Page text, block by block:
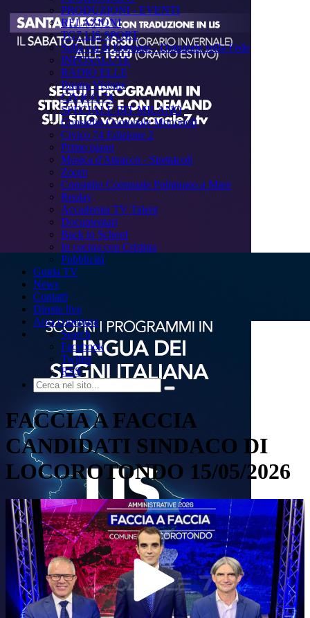
PRODUZIONI - EVENTI
RELAZIONI
TG7 LIS SPORT
Sulla via di Emmaus - Domande sulla Fede
INFOSALUTE
RADIO ELLE
Buona Visione
CIVICO 74
SPECIALE BIT MILANO
Consiglio Comunale Monopoli
Civico 74 Edizione 2
Primo piano
Musica d'Attracco - Spettacoli
Zoom
Consiglio Comunale Polignano a Mare
Replay
Accademia TV Talent
Documentari
Back to School
In cucina con Cristina
Pubblicità
Guida TV
News
Contatti
Dirette live
Area copertura
Search
Facebook
Twitter
RSS
FACCIA A FACCIA
CANDIDATI SINDACO DI
LOCOROTONDO 15/05/2026
Play